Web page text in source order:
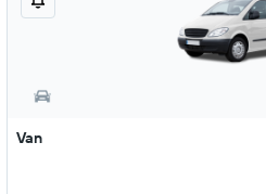
Van